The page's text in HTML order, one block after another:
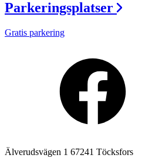
Parkeringsplatser
Gratis parkering
Älverudsvägen 1 67241 Töcksfors